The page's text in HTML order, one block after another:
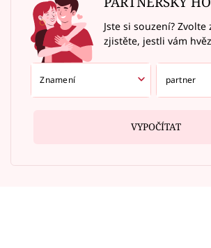
Jste si souzení? Zvolte
zjistěte, jestli vám
VYPOČÍTAT